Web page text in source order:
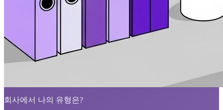
회사에서 나의 유형은?